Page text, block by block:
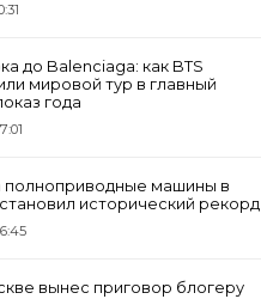
до Balenciaga: как BTS
мировой тур в главный
года
полноприводные машины в
исторический рекорд
вынес приговор блогеру